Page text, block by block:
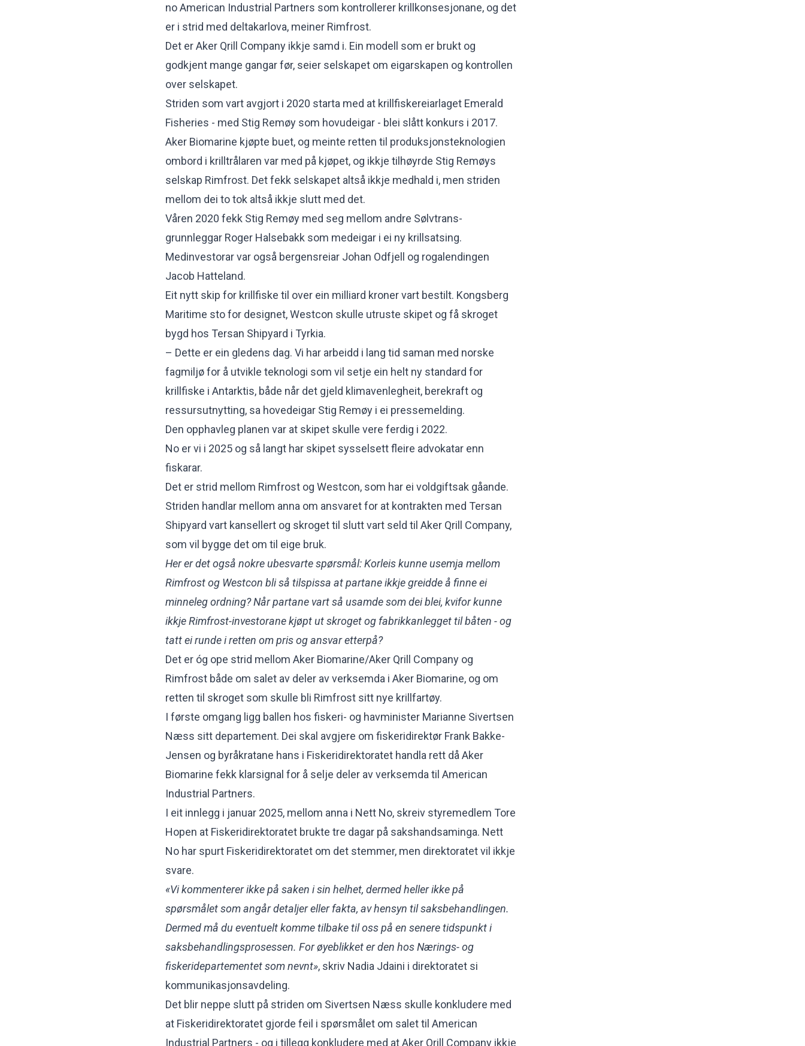
no American Industrial Partners som kontrollerer krillkonsesjonane, og det
er i strid med deltakarlova, meiner Rimfrost.
Det er Aker Qrill Company ikkje samd i. Ein modell som er brukt og
godkjent mange gangar før, seier selskapet om eigarskapen og kontrollen
over selskapet.
Striden som vart avgjort i 2020 starta med at krillfiskereiarlaget Emerald
Fisheries - med Stig Remøy som hovudeigar - blei slått konkurs i 2017.
Aker Biomarine kjøpte buet, og meinte retten til produksjonsteknologien
ombord i krilltrålaren var med på kjøpet, og ikkje tilhøyrde Stig Remøys
selskap Rimfrost. Det fekk selskapet altså ikkje medhald i, men striden
mellom dei to tok altså ikkje slutt med det.
Våren 2020 fekk Stig Remøy med seg mellom andre Sølvtrans-
grunnleggar Roger Halsebakk som medeigar i ei ny krillsatsing.
Medinvestorar var også bergensreiar Johan Odfjell og rogalendingen
Jacob Hatteland.
Eit nytt skip for krillfiske til over ein milliard kroner vart bestilt. Kongsberg
Maritime sto for designet, Westcon skulle utruste skipet og få skroget
bygd hos Tersan Shipyard i Tyrkia.
– Dette er ein gledens dag. Vi har arbeidd i lang tid saman med norske
fagmiljø for å utvikle teknologi som vil setje ein helt ny standard for
krillfiske i Antarktis, både når det gjeld klimavenlegheit, berekraft og
ressursutnytting, sa hovedeigar Stig Remøy i ei pressemelding.
Den opphavleg planen var at skipet skulle vere ferdig i 2022.
No er vi i 2025 og så langt har skipet sysselsett fleire advokatar enn
fiskarar.
Det er strid mellom Rimfrost og Westcon, som har ei voldgiftsak gåande.
Striden handlar mellom anna om ansvaret for at kontrakten med Tersan
Shipyard vart kansellert og skroget til slutt vart seld til Aker Qrill Company,
som vil bygge det om til eige bruk.
Her er det også nokre ubesvarte spørsmål: Korleis kunne usemja mellom
Rimfrost og Westcon bli så tilspissa at partane ikkje greidde å finne ei
minneleg ordning? Når partane vart så usamde som dei blei, kvifor kunne
ikkje Rimfrost-investorane kjøpt ut skroget og fabrikkanlegget til båten - og
tatt ei runde i retten om pris og ansvar etterpå?
Det er óg ope strid mellom Aker Biomarine/Aker Qrill Company og
Rimfrost både om salet av deler av verksemda i Aker Biomarine, og om
retten til skroget som skulle bli Rimfrost sitt nye krillfartøy.
I første omgang ligg ballen hos fiskeri- og havminister Marianne Sivertsen
Næss sitt departement. Dei skal avgjere om fiskeridirektør Frank Bakke-
Jensen og byråkratane hans i Fiskeridirektoratet handla rett då Aker
Biomarine fekk klarsignal for å selje deler av verksemda til American
Industrial Partners.
I eit innlegg i januar 2025, mellom anna i Nett No, skreiv styremedlem Tore
Hopen at Fiskeridirektoratet brukte tre dagar på sakshandsaminga. Nett
No har spurt Fiskeridirektoratet om det stemmer, men direktoratet vil ikkje
svare.
«Vi kommenterer ikke på saken i sin helhet, dermed heller ikke på
spørsmålet som angår detaljer eller fakta, av hensyn til saksbehandlingen.
Dermed må du eventuelt komme tilbake til oss på en senere tidspunkt i
saksbehandlingsprosessen. For øyeblikket er den hos Nærings- og
fiskeridepartementet som nevnt», skriv Nadia Jdaini i direktoratet si
kommunikasjonsavdeling.
Det blir neppe slutt på striden om Sivertsen Næss skulle konkludere med
at Fiskeridirektoratet gjorde feil i spørsmålet om salet til American
Industrial Partners - og i tillegg konkludere med at Aker Qrill Company ikkje